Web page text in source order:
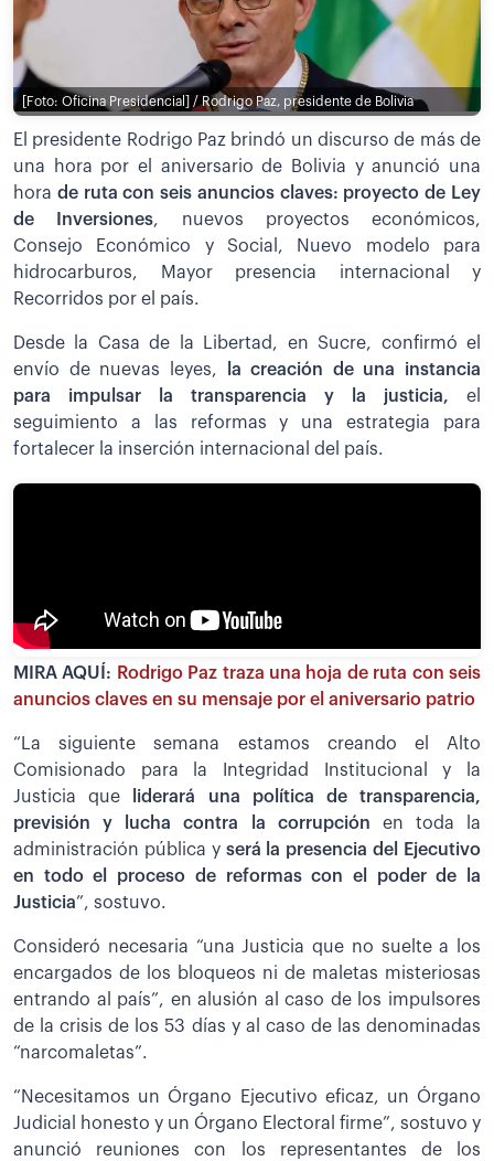
[Foto: Oficina Presidencial] / Rodrigo Paz, presidente de Bolivia
El presidente Rodrigo Paz brindó un discurso de más de
una hora por el aniversario de Bolivia y anunció una
hora de ruta con seis anuncios claves: proyecto de Ley
de Inversiones, nuevos proyectos económicos,
Consejo Económico y Social, Nuevo modelo para
hidrocarburos, Mayor presencia internacional y
Recorridos por el país.
Desde la Casa de la Libertad, en Sucre, confirmó el
envío de nuevas leyes,
la creación de una instancia
para impulsar la transparencia y la justicia, el
seguimiento a las reformas y una estrategia para
fortalecer la inserción internacional del país.
MIRA AQUÍ: Rodrigo Paz traza una hoja de ruta con seis
anuncios claves en su mensaje por el aniversario patrio
“La siguiente semana estamos creando el Alto
Comisionado para la Integridad Institucional y la
Justicia que liderará una política de transparencia,
previsión y lucha contra la corrupción en toda la
administración pública y será la presencia del Ejecutivo
en todo el proceso de reformas con el poder de la
Justicia”, sostuvo.
Consideró necesaria “una Justicia que no suelte a los
encargados de los bloqueos ni de maletas misteriosas
entrando al país”, en alusión al caso de los impulsores
de la crisis de los 53 días y al caso de las denominadas
“narcomaletas”.
“Necesitamos un Órgano Ejecutivo eficaz, un Órgano
Judicial honesto y un Órgano Electoral firme”, sostuvo y
anunció reuniones con los representantes de los